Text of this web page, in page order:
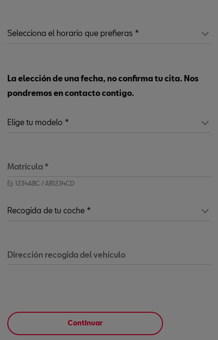
La elección de una fecha, no confirma tu cita. Nos
pondremos en contacto contigo.
Matrícula *
Ej: 1234ABC / AB1234CD
Dirección recogida del vehículo
Continuar